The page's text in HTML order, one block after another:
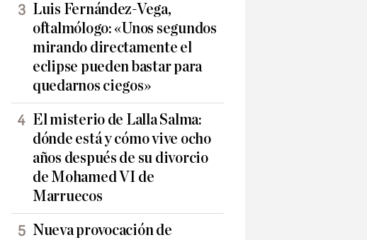
Luis Fernández-Vega,
oftalmólogo: «Unos segundos
mirando directamente el
eclipse pueden bastar para
quedarnos ciegos»
El misterio de Lalla Salma:
dónde está y cómo vive ocho
años después de su divorcio
de Mohamed VI de
Marruecos
Nueva provocación de